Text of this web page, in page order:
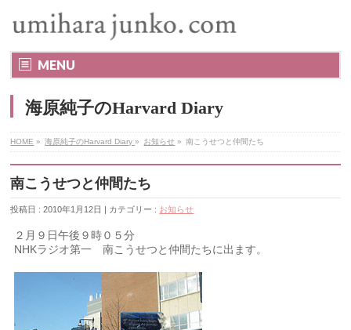
MENU
海原純子のHarvard Diary
HOME » 海原純子のHarvard Diary» お知らせ » 南こうせつと仲間たち
南こうせつと仲間たち
投稿日 : 2010年1月12日 | カテゴリー : お知らせ
２月９日午後９時０５分
NHKラジオ第一 南こうせつと仲間たちに出ます。